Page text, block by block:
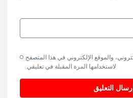
والموقع الإلكتروني في هذا المتصفح
لاستخدامها المرة المقبلة في تعليقي.